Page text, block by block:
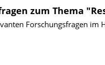
zum Thema
Forschungsfragen im